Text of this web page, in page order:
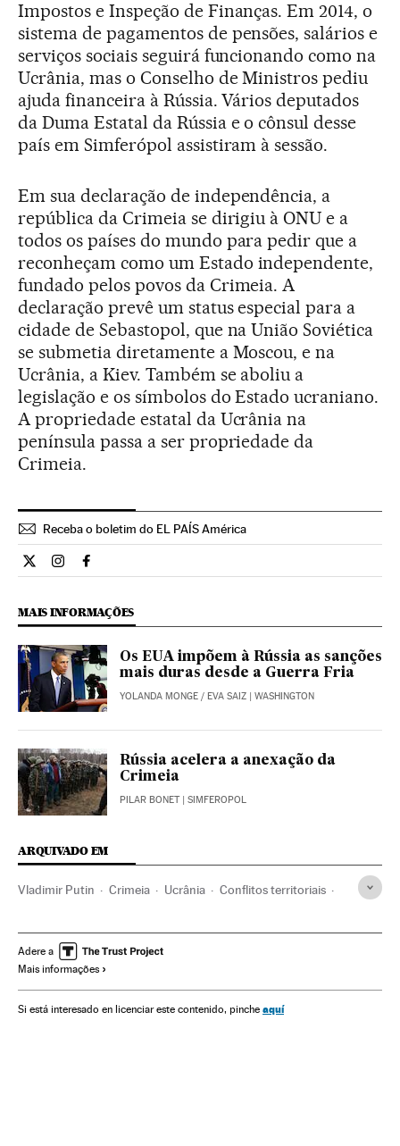
Impostos e Inspeção de Finanças. Em 2014, o
sistema de pagamentos de pensões, salários e
serviços sociais seguirá funcionando como na
Ucrânia, mas o Conselho de Ministros pediu
ajuda financeira à Rússia. Vários deputados
da Duma Estatal da Rússia e o cônsul desse
país em Simferópol assistiram à sessão.
Em sua declaração de independência, a
república da Crimeia se dirigiu à ONU e a
todos os países do mundo para pedir que a
reconheçam como um Estado independente,
fundado pelos povos da Crimeia. A
declaração prevê um status especial para a
cidade de Sebastopol, que na União Soviética
se submetia diretamente a Moscou, e na
Ucrânia, a Kiev. Também se aboliu a
legislação e os símbolos do Estado ucraniano.
A propriedade estatal da Ucrânia na
península passa a ser propriedade da
Crimeia.
Receba o boletim do EL PAÍS América
Internacional El País Brasil en Twitter
Internacional El País Brasil en Instagram
Internacional El País Brasil en Facebook
MAIS INFORMAÇÕES
Os EUA impõem à Rússia as sanções
mais duras desde a Guerra Fria
YOLANDA MONGE / EVA SAIZ | WASHINGTON
Rússia acelera a anexação da
Crimeia
PILAR BONET| SIMFEROPOL
ARQUIVADO EM
Vladimir Putin Crimeia Ucrânia Conflitos territoriais
Europa Leste Europa Administração Estado
Administração pública
Adere a
Mais informações
Si está interesado en licenciar este contenido, pinche aquí